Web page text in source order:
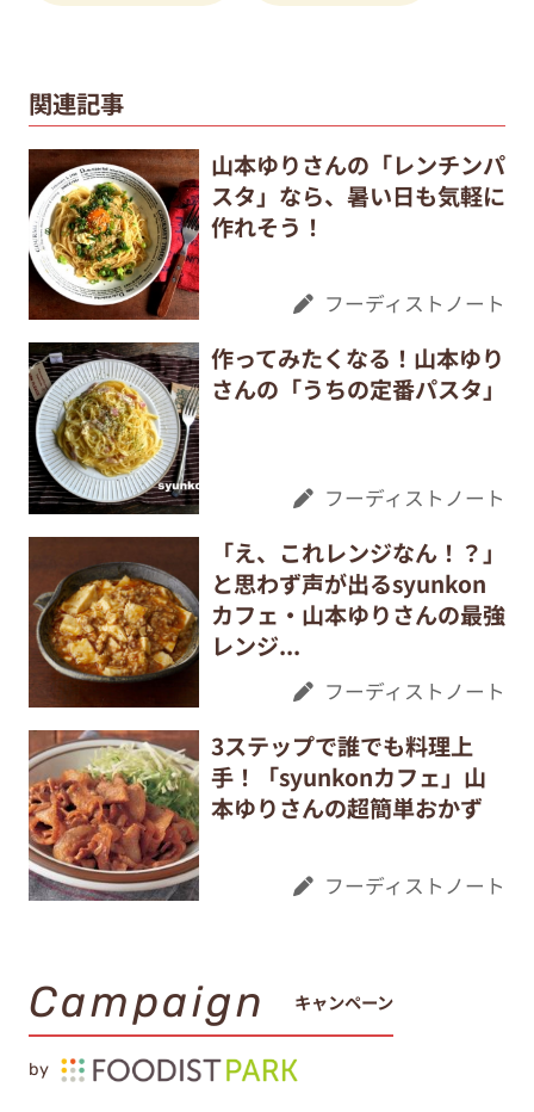
関連記事
山本ゆりさんの「レンチンパ
スタ」なら、暑い日も気軽に
作れそう！
フーディストノート
作ってみたくなる！山本ゆり
さんの「うちの定番パスタ」
フーディストノート
「え、これレンジなん！？」
と思わず声が出るsyunkon
カフェ・山本ゆりさんの最強
レンジ...
フーディストノート
3ステップで誰でも料理上
手！「syunkonカフェ」山
本ゆりさんの超簡単おかず
フーディストノート
Campaign キャンペーン
by